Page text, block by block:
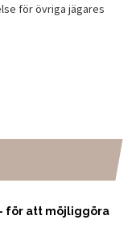
för övriga jägares
för att möjliggöra